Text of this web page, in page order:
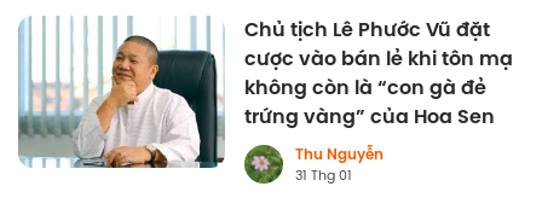
Chủ tịch Lê Phước Vũ đặt
cược vào bán lẻ khi tôn mạ
không còn là “con gà đẻ
trứng vàng” của Hoa Sen
Thu Nguyễn
31 Thg 01